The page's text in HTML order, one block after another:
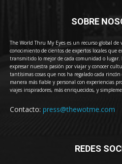
SOBRE
The World Thru My Eyes es un recurso global de
conocimiento de cientos de expertos locales que
transmitido lo mejor de cada comunidad o lugar.
expresar nuestra pasión por viajar y conocer
tantísimas cosas que nos ha regalado cada
manera más fiable y personal con experiencias
viajes inspiradores, más enriquecidos, y
Contacto: press@thewotme.com
REDES